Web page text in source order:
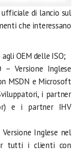
di lancio sul
che interessano
OEM delle ISO;
Versione Inglese
MSDN e Microsoft
i partner
e i partner IHV
Inglese nel
tutti i clienti con